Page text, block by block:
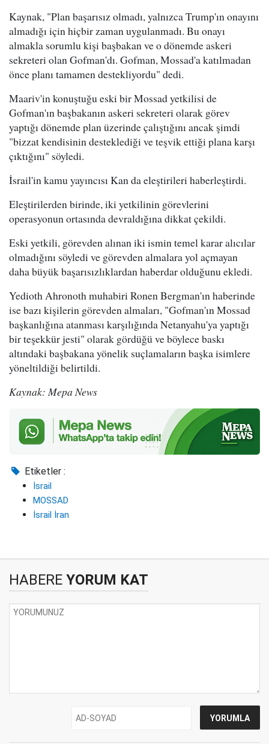
Kaynak, "Plan başarısız olmadı, yalnızca Trump'ın onayını
almadığı için hiçbir zaman uygulanmadı. Bu onayı
almakla sorumlu kişi başbakan ve o dönemde askeri
sekreteri olan Gofman'dı. Gofman, Mossad'a katılmadan
önce planı tamamen destekliyordu" dedi.
Maariv'in konuştuğu eski bir Mossad yetkilisi de
Gofman'ın başbakanın askeri sekreteri olarak görev
yaptığı dönemde plan üzerinde çalıştığını ancak şimdi
"bizzat kendisinin desteklediği ve teşvik ettiği plana karşı
çıktığını" söyledi.
İsrail'in kamu yayıncısı Kan da eleştirileri haberleştirdi.
Eleştirilerden birinde, iki yetkilinin görevlerini
operasyonun ortasında devraldığına dikkat çekildi.
Eski yetkili, görevden alınan iki ismin temel karar alıcılar
olmadığını söyledi ve görevden almalara yol açmayan
daha büyük başarısızlıklardan haberdar olduğunu ekledi.
Yedioth Ahronoth muhabiri Ronen Bergman'ın haberinde
ise bazı kişilerin görevden almaları, "Gofman'ın Mossad
başkanlığına atanması karşılığında Netanyahu'ya yaptığı
bir teşekkür jesti" olarak gördüğü ve böylece baskı
altındaki başbakana yönelik suçlamaların başka isimlere
yöneltildiği belirtildi.
Kaynak: Mepa News
Etiketler :
İsrail
MOSSAD
İsrail İran
HABERE YORUM KAT